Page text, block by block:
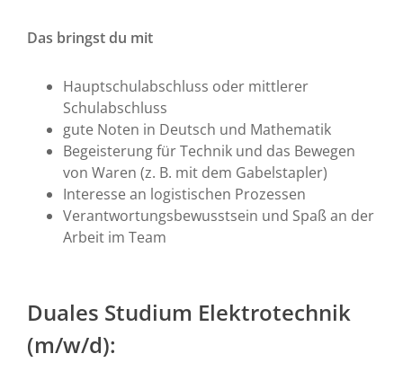
Das bringst du mit
Hauptschulabschluss oder mittlerer
Schulabschluss
gute Noten in Deutsch und Mathematik
Begeisterung für Technik und das Bewegen
von Waren (z. B. mit dem Gabelstapler)
Interesse an logistischen Prozessen
Verantwortungsbewusstsein und Spaß an der
Arbeit im Team
Duales Studium Elektrotechnik
(m/w/d):